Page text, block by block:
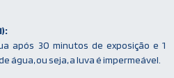
após 30 minutos de exposição e 1
água, ou seja, a luva é impermeável.